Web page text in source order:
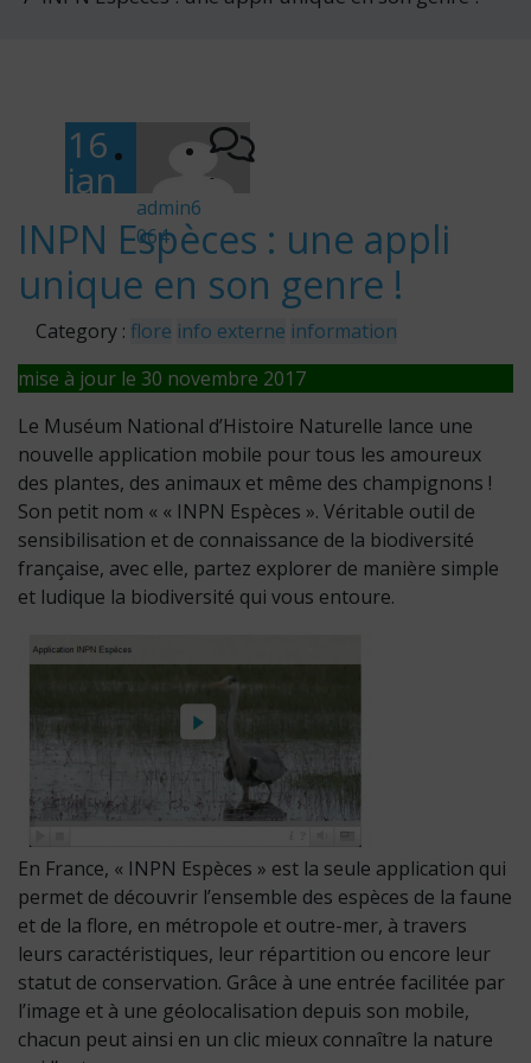
16
jan
vier
201
7
admin6
064
-
INPN Espèces : une appli
unique en son genre !
Category : flore info externe information
mise à jour le 30 novembre 2017
Le Muséum National d’Histoire Naturelle lance une
nouvelle application mobile pour tous les amoureux
des plantes, des animaux et même des champignons !
Son petit nom « « INPN Espèces ». Véritable outil de
sensibilisation et de connaissance de la biodiversité
française, avec elle, partez explorer de manière simple
et ludique la biodiversité qui vous entoure.
En France, « INPN Espèces » est la seule application qui
permet de découvrir l’ensemble des espèces de la faune
et de la flore, en métropole et outre-mer, à travers
leurs caractéristiques, leur répartition ou encore leur
statut de conservation. Grâce à une entrée facilitée par
l’image et à une géolocalisation depuis son mobile,
chacun peut ainsi en un clic mieux connaître la nature